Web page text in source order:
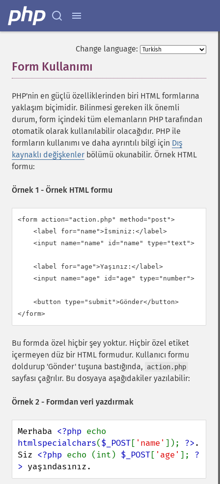
Change language:
Form Kullanımı
PHP'nin en güçlü özelliklerinden biri HTML formlarına
yaklaşım biçimidir. Bilinmesi gereken ilk önemli
durum, form içindeki tüm elemanların PHP tarafından
otomatik olarak kullanılabilir olacağıdır. PHP ile
formların kullanımı ve daha ayrıntılı bilgi için Dış
kaynaklı değişkenler bölümü okunabilir. Örnek HTML
formu:
Örnek 1 - Örnek HTML formu
<form action="action.php" method="post">
    <label for="name">İsminiz:</label>
    <input name="name" id="name" type="text">
    <label for="age">Yaşınız:</label>
    <input name="age" id="age" type="number">
    <button type="submit">Gönder</button>
</form>
Bu formda özel hiçbir şey yoktur. Hiçbir özel etiket
içermeyen düz bir HTML formudur. Kullanıcı formu
doldurup 'Gönder' tuşuna bastığında,
action.php
sayfası çağrılır. Bu dosyaya aşağıdakiler yazılabilir:
Örnek 2 - Formdan veri yazdırmak
Merhaba <?php
htmlspecialchars($_POST[ 'name' ]); ?>.
Siz <?php echo (int) $_POST[ 'age' ]; ?
> yaşındasınız.